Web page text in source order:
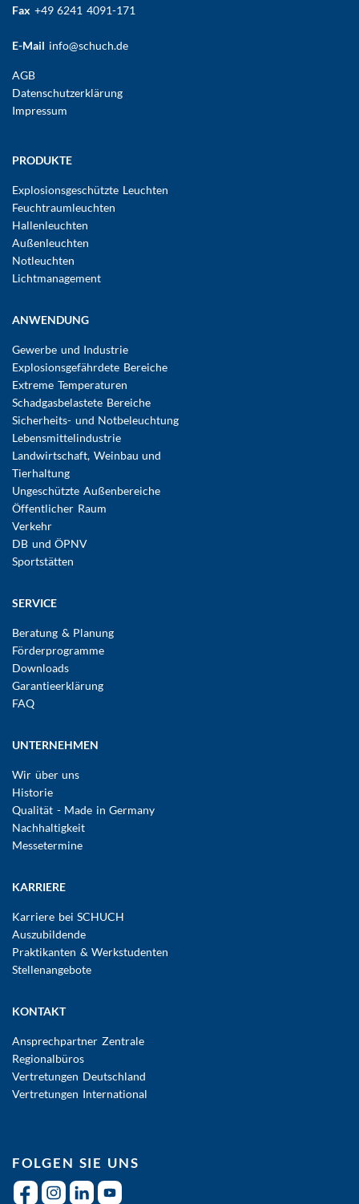
Fax +49 6241 4091-171
E-Mail info@schuch.de
FUSSBEREICHSMENÜ
AGB
Datenschutzerklärung
Impressum
Hauptnavigation
PRODUKTE
Explosionsgeschützte Leuchten
Feuchtraumleuchten
Hallenleuchten
Außenleuchten
Notleuchten
Lichtmanagement
ANWENDUNG
Gewerbe und Industrie
Explosionsgefährdete Bereiche
Extreme Temperaturen
Schadgasbelastete Bereiche
Sicherheits- und Notbeleuchtung
Lebensmittelindustrie
Landwirtschaft, Weinbau und
Tierhaltung
Ungeschützte Außenbereiche
Öffentlicher Raum
Verkehr
DB und ÖPNV
Sportstätten
SERVICE
Beratung & Planung
Förderprogramme
Downloads
Garantieerklärung
FAQ
UNTERNEHMEN
Wir über uns
Historie
Qualität - Made in Germany
Nachhaltigkeit
Messetermine
KARRIERE
Karriere bei SCHUCH
Auszubildende
Praktikanten & Werkstudenten
Stellenangebote
KONTAKT
Ansprechpartner Zentrale
Regionalbüros
Vertretungen Deutschland
Vertretungen International
FOLGEN SIE UNS